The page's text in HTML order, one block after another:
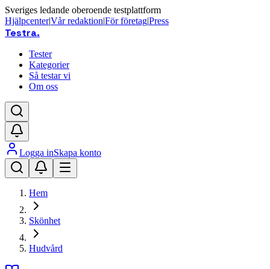
Sveriges ledande oberoende testplattform
Hjälpcenter|Vår redaktion|För företag|Press
Testra.
Tester
Kategorier
Så testar vi
Om oss
Logga inSkapa konto
Hem
Skönhet
Hudvård